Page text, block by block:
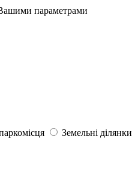
параметрами
Земельні ділянки